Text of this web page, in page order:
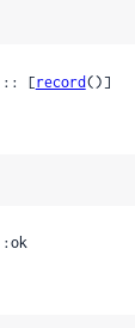
:: [record()]